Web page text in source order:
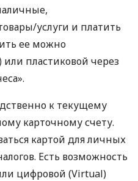
услуги и платить
ее можно
пластиковой через
к текущему
карточному счету.
картой для личных
Есть возможность
цифровой (Virtual)